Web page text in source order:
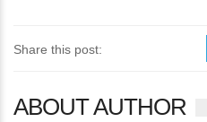
Share this post:
ABOUT AUTHOR